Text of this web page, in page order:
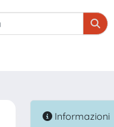
Informazioni